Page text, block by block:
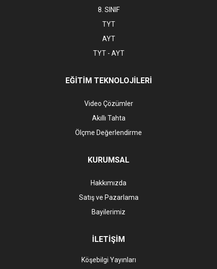
8. SINIF
TYT
AYT
TYT - AYT
EĞİTİM TEKNOLOJİLERİ
Video Çözümler
Akıllı Tahta
Ölçme Değerlendirme
KURUMSAL
Hakkımızda
Satış ve Pazarlama
Bayilerimiz
İLETİŞİM
Köşebilgi Yayınları